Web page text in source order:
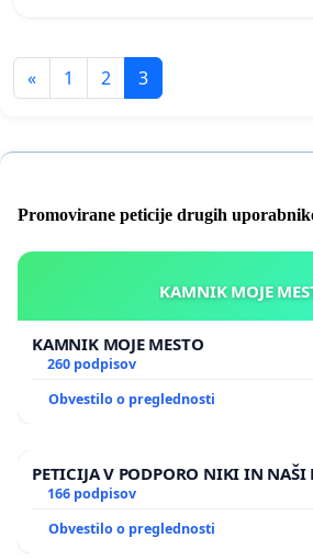
« 1 2 3
Promovirane peticije drugih
KAMNIK
KAMNIK MOJE MESTO
260 podpisov
Obvestilo o preglednosti
PETICIJA V PODPORO NIKI IN NAŠI
166 podpisov
Obvestilo o preglednosti